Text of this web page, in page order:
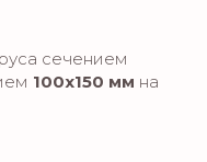
сечением
100х150 мм на